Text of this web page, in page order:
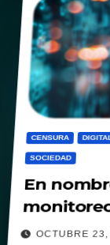
CENSURA
SOCIEDAD
En
OCTUBRE